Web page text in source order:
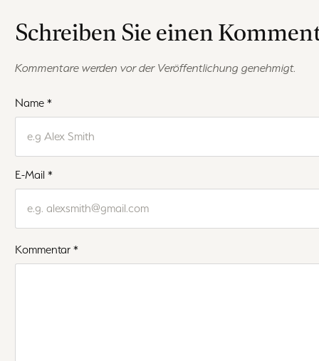
Schreiben Sie einen
Kommentare werden vor der Veröffentlichung genehmigt.
Name*
E-Mail*
Kommentar*